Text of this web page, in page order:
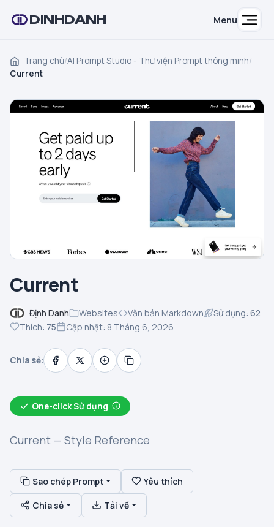
DINHDANH Menu
Trang chủ/AI Prompt Studio - Thư viện Prompt thông minh/
Current
Current
Định Danh Websites Văn bản Markdown Sử dụng: 62
Thích: 75 Cập nhật: 8 Tháng 6, 2026
Chia sẻ:
One-click Sử dụng
Current — Style Reference
Sao chép Prompt Yêu thích
Chia sẻ Tải về